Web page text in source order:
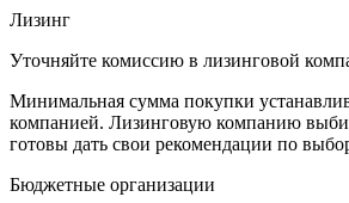
Лизинг
Уточняйте комиссию в лизинговой
Минимальная сумма покупки
компанией. Лизинговую компанию
готовы дать свои рекомендации по
Бюджетные организации